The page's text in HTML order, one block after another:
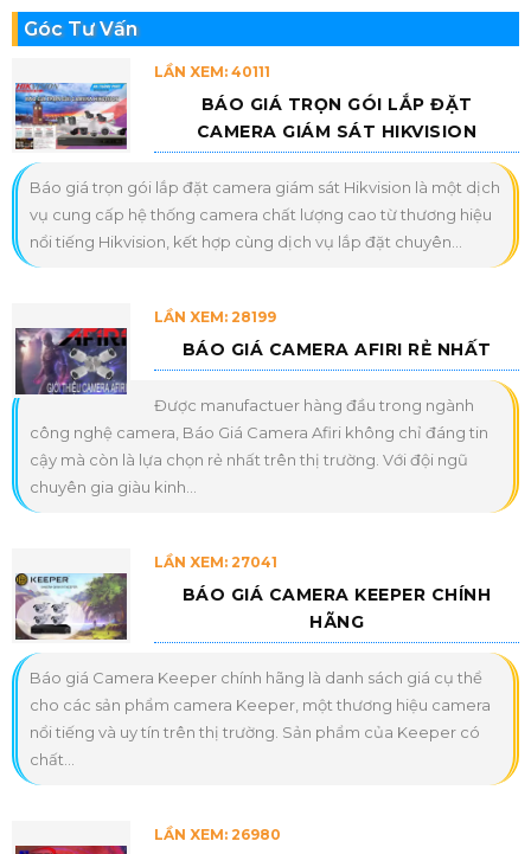
Góc Tư Vấn
LẦN XEM: 40111
BÁO GIÁ TRỌN GÓI LẮP ĐẶT
CAMERA GIÁM SÁT HIKVISION
Báo giá trọn gói lắp đặt camera giám sát Hikvision là một dịch
vụ cung cấp hệ thống camera chất lượng cao từ thương hiệu
nổi tiếng Hikvision, kết hợp cùng dịch vụ lắp đặt chuyên...
LẦN XEM: 28199
BÁO GIÁ CAMERA AFIRI RẺ NHẤT
Được manufactuer hàng đầu trong ngành
công nghệ camera, Báo Giá Camera Afiri không chỉ đáng tin
cậy mà còn là lựa chọn rẻ nhất trên thị trường. Với đội ngũ
chuyên gia giàu kinh...
LẦN XEM: 27041
BÁO GIÁ CAMERA KEEPER CHÍNH
HÃNG
Báo giá Camera Keeper chính hãng là danh sách giá cụ thể
cho các sản phẩm camera Keeper, một thương hiệu camera
nổi tiếng và uy tín trên thị trường. Sản phẩm của Keeper có
chất...
LẦN XEM: 26980